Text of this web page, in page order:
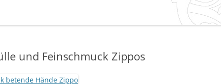
BODENSEE
AGBS
und Feinschmuck Zippos